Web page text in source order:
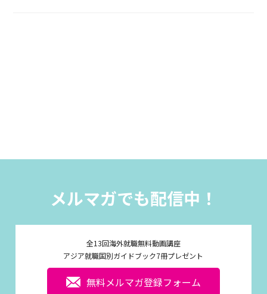
メルマガでも配信中！
全13回海外就職無料動画講座
アジア就職国別ガイドブック7冊プレゼント
無料メルマガ登録フォーム